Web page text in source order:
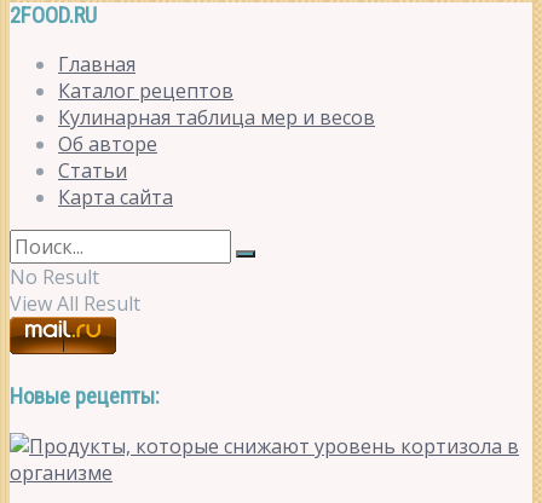
2FOOD.RU
Главная
Каталог рецептов
Кулинарная таблица мер и весов
Об авторе
Статьи
Карта сайта
No Result
View All Result
Новые рецепты: